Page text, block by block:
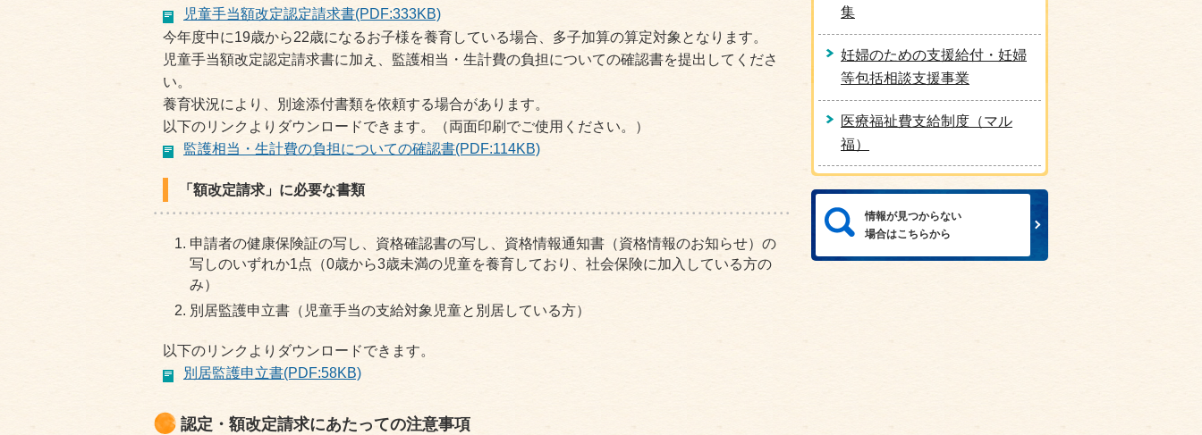
児童手当額改定認定請求書(PDF:333KB)
今年度中に19歳から22歳になるお子様を養育している場合、多子加算の算定対象となります。
児童手当額改定認定請求書に加え、監護相当・生計費の負担についての確認書を提出してくださ
い。
養育状況により、別途添付書類を依頼する場合があります。
以下のリンクよりダウンロードできます。（両面印刷でご使用ください。）
監護相当・生計費の負担についての確認書(PDF:114KB)
「額改定請求」に必要な書類
申請者の健康保険証の写し、資格確認書の写し、資格情報通知書（資格情報のお知らせ）の
写しのいずれか1点（0歳から3歳未満の児童を養育しており、社会保険に加入している方の
み）
別居監護申立書（児童手当の支給対象児童と別居している方）
以下のリンクよりダウンロードできます。
別居監護申立書(PDF:58KB)
認定・額改定請求にあたっての注意事項
集
妊婦のための支援給付・妊婦
等包括相談支援事業
医療福祉費支給制度（マル
福）
情報が見つからない
場合はこちらから